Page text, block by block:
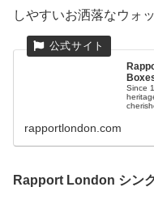
しやすいお洒落なウォ
Since
rapportlondon.com
Rapport London シン